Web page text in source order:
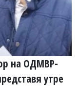
на ОДМВР-
утре